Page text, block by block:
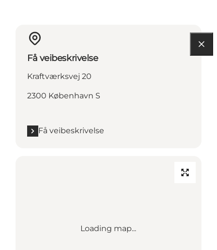
Få veibeskrivelse
Kraftværksvej 20
2300 København S
Få veibeskrivelse
Loading map...